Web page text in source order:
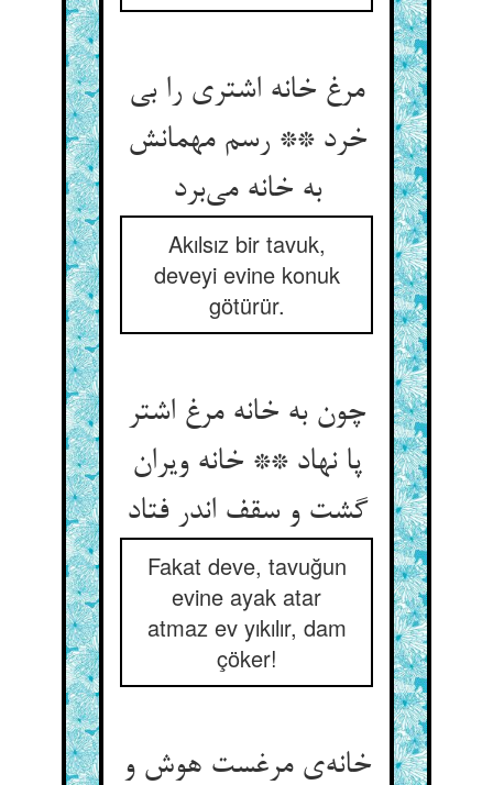
مرغ خانه اشتری را بی
خرد ** رسم مهمانش
به خانه می‌برد
Akılsız bir tavuk,
deveyi evine konuk
götürür.
چون به خانه مرغ اشتر
پا نهاد ** خانه ویران
گشت و سقف اندر فتاد
Fakat deve, tavuğun
evine ayak atar
atmaz ev yıkılır, dam
çöker!
خانه‌ی مرغست هوش و